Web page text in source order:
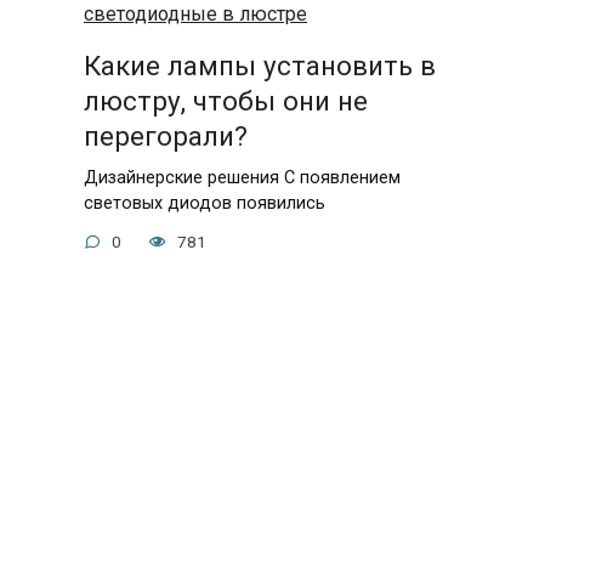
Какие лампы установить в
люстру, чтобы они не
перегорали?
Дизайнерские решения С появлением
световых диодов появились
0 781